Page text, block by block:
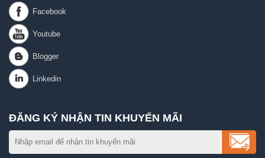
ĐĂNG KÝ NHẬN TIN KHUYẾN MÃI